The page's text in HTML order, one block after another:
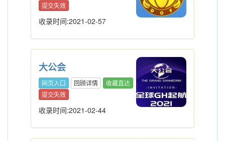
提交失效
收录时间:2021-02-57
大公会
网页入口 回顾详情
收藏直达
提交失效
收录时间:2021-02-44